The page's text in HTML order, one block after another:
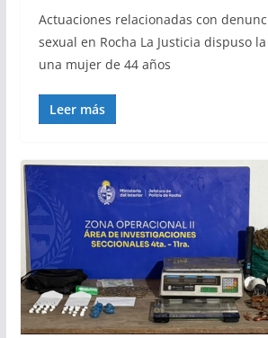
Actuaciones relacionadas con
sexual en Rocha La Justicia dispuso
una mujer de 44 años
Leer más